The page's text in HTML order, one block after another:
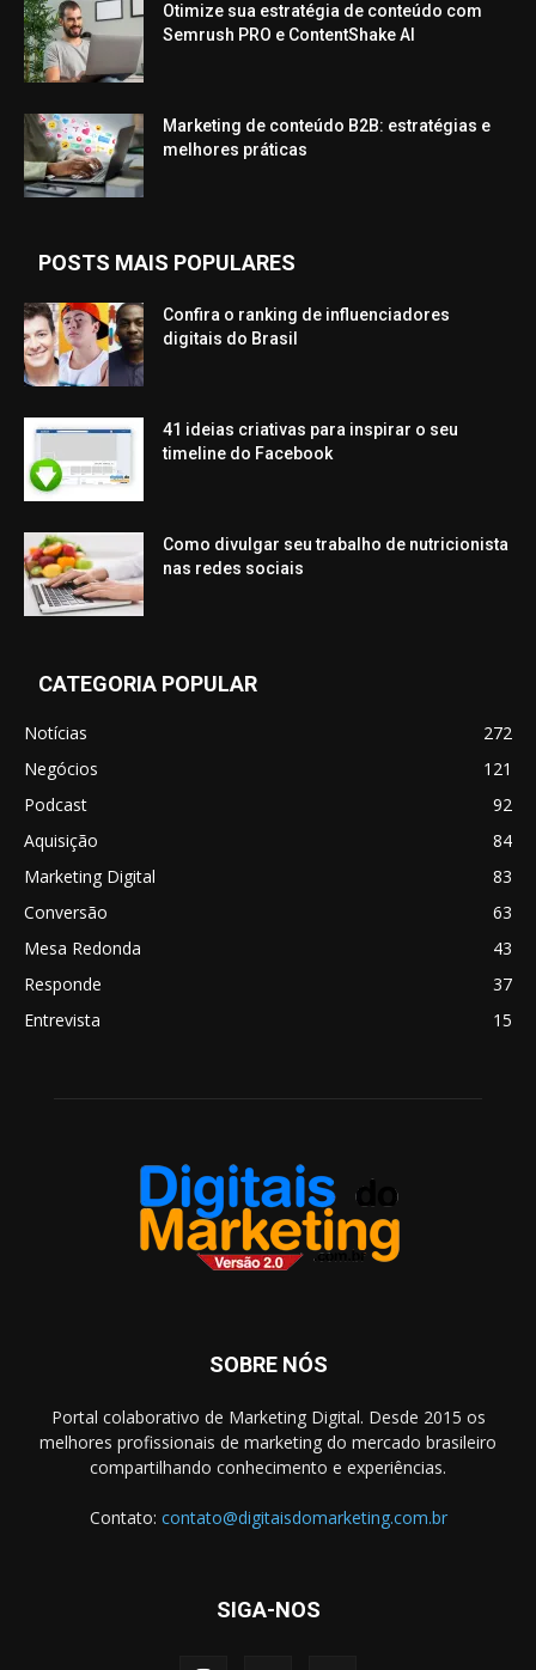
Otimize sua estratégia de conteúdo com
Semrush PRO e ContentShake AI
Marketing de conteúdo B2B: estratégias e
melhores práticas
POSTS MAIS POPULARES
Confira o ranking de influenciadores
digitais do Brasil
41 ideias criativas para inspirar o seu
timeline do Facebook
Como divulgar seu trabalho de nutricionista
nas redes sociais
CATEGORIA POPULAR
Notícias
272
Negócios
121
Podcast
92
Aquisição
84
Marketing Digital
83
Conversão
63
Mesa Redonda
43
Responde
37
Entrevista
15
SOBRE NÓS
Portal colaborativo de Marketing Digital. Desde 2015 os
melhores profissionais de marketing do mercado brasileiro
compartilhando conhecimento e experiências.
Contato: contato@digitaisdomarketing.com.br
SIGA-NOS